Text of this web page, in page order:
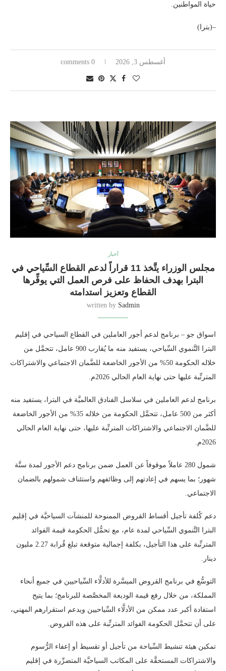
حياة المواطنين.
–(بترا)
أغسطس 3, 2026 0 comments
أخبار
مجلس الوزراء يتَّخذ 11 قراراً لدعم القطاع السِّياحي في
البترا بهدف الحفاظ على فرص العمل التي يوفِّرها
القطاع وتعزيز استدامته
written by Sadmin
اسواق جو – برنامج لدعم أجور العاملين في القطاع السياحي في إقليم
البترا التَّنموي السِّياحي، يستفيد منه ما يُقارب 900 عامل، تتحمَّل من
خلاله الحكومة 50% من الأجور الخاضعة للضَّمان الاجتماعي والاشتراكات
المترتِّبة عليها حتى نهاية العام الحالي 2026م.
برنامج لدعم العاملين في سلاسل الفنادق العالميَّة في البترا، يستفيد منه
أكثر من 500 عامل، تتحمَّل الحكومة من خلاله 35% من الأجور الخاضعة
للضَّمان الاجتماعي والاشتراكات المترتِّبة عليها، حتى نهاية العام الحالي
2026م.
شمول 280 عاملاً موقوفاً عن العمل ضمن برنامج دعم الأجور لمدة ستَّة
شهور؛ بما يسهم في إعادتهم إلى وظائفهم واستئناف شمولهم بالضمان
الاجتماعي.
دعم كُلفة تأجيل أقساط القروض الممنوحة للمنشآت السياحيَّة في إقليم
البترا التَّنموي السِّياحي لمدة عام، مع تحمُّل الحكومة قيمة الفوائد
المترتِّبة على هذا التأجيل، بكلفة إجمالية متوقعة تبلغ قُرابة 2.27 مليون
دينار.
التوسُّع في برنامج القروض الميسَّرة للأدلَّاء السِّياحيين في جميع أنحاء
المملكة، من خلال رفع قيمة الوديعة المخصَّصة للبرنامج؛ بما يتيح
استفادة أكبر عدد ممكن من الأدلَّاء السِّياحيين ويدعم استقرارهم المهني،
على أن تتحمَّل الحكومة الفوائد المترتِّبة على هذه القروض.
تمكين هيئة تنشيط السِّياحة من تأجيل أو تقسيط أو إعفاء الرُّسوم
والاشتراكات المستحقَّة على المكاتب السياحيَّة المتضرِّرة في إقليم